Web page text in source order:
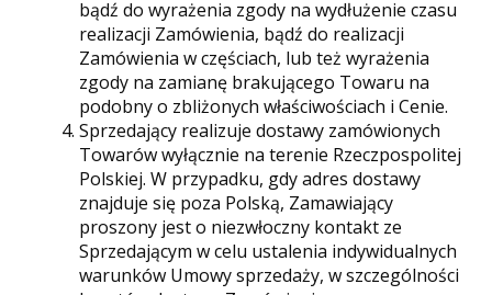
bądź do wyrażenia zgody na wydłużenie czasu
realizacji Zamówienia, bądź do realizacji
Zamówienia w częściach, lub też wyrażenia
zgody na zamianę brakującego Towaru na
podobny o zbliżonych właściwościach i Cenie.
Sprzedający realizuje dostawy zamówionych
Towarów wyłącznie na terenie Rzeczpospolitej
Polskiej. W przypadku, gdy adres dostawy
znajduje się poza Polską, Zamawiający
proszony jest o niezwłoczny kontakt ze
Sprzedającym w celu ustalenia indywidualnych
warunków Umowy sprzedaży, w szczególności